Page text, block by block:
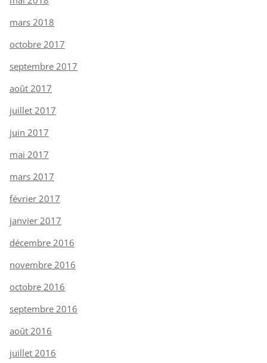
mars 2018
octobre 2017
septembre 2017
août 2017
juillet 2017
juin 2017
mai 2017
mars 2017
février 2017
janvier 2017
décembre 2016
novembre 2016
octobre 2016
septembre 2016
août 2016
juillet 2016